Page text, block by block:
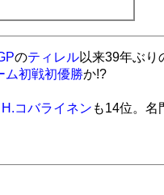
のティレル以来39年ぶり
ム初戦初優勝か!?
H.コバライネン も14位。名